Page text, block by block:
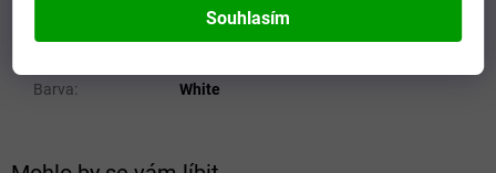
Souhlasím
Bundy
Sport
Barva: White